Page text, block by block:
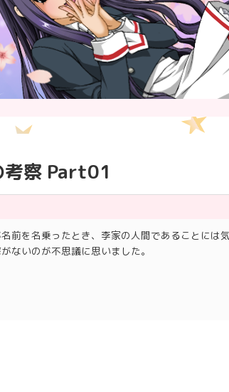
考察 Part01
前を名乗ったとき、李家の人間であることには
ないのが不思議に思いました。